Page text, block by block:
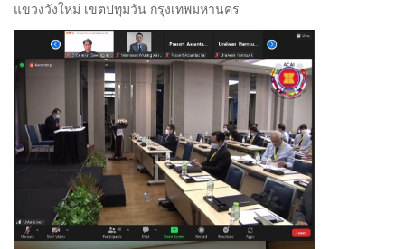
แขวงวังใหม่ เขตปทุมวัน กรุงเทพมหานคร